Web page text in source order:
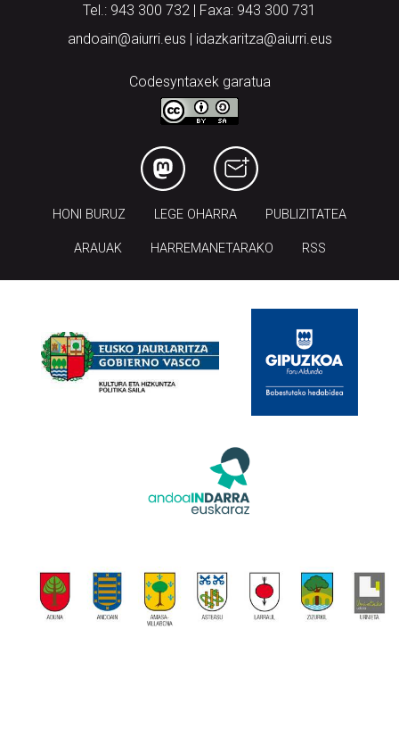
Tel.: 943 300 732 | Faxa: 943 300 731
andoain@aiurri.eus | idazkaritza@aiurri.eus
Codesyntaxek garatua
HONI BURUZ LEGE OHARRA PUBLIZITATEA
ARAUAK HARREMANETARAKO RSS